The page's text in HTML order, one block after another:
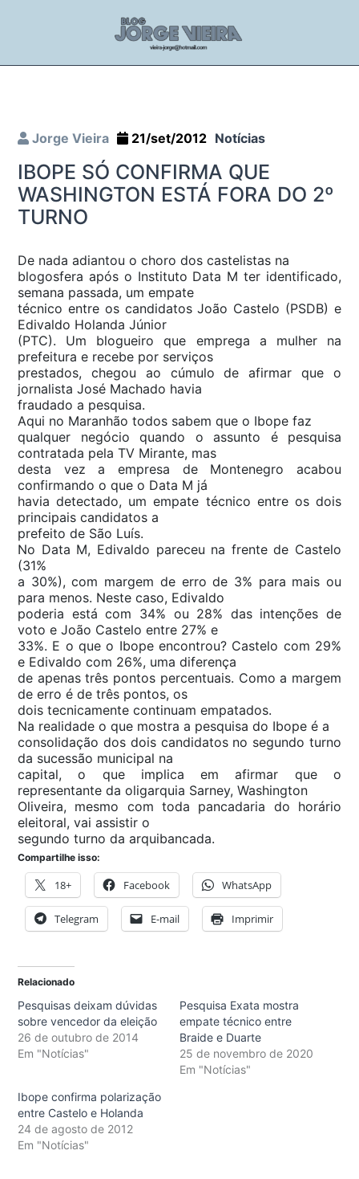
Jorge Vieira 21/set/2012 Notícias
IBOPE SÓ CONFIRMA QUE
WASHINGTON ESTÁ FORA DO 2º
TURNO
De nada adiantou o choro dos castelistas na
blogosfera após o Instituto Data M ter identificado,
semana passada, um empate
técnico entre os candidatos João Castelo (PSDB) e
Edivaldo Holanda Júnior
(PTC). Um blogueiro que emprega a mulher na
prefeitura e recebe por serviços
prestados, chegou ao cúmulo de afirmar que o
jornalista José Machado havia
fraudado a pesquisa.
Aqui no Maranhão todos sabem que o Ibope faz
qualquer negócio quando o assunto é pesquisa
contratada pela TV Mirante, mas
desta vez a empresa de Montenegro acabou
confirmando o que o Data M já
havia detectado, um empate técnico entre os dois
principais candidatos a
prefeito de São Luís.
No Data M, Edivaldo pareceu na frente de Castelo
(31%
a 30%), com margem de erro de 3% para mais ou
para menos. Neste caso, Edivaldo
poderia está com 34% ou 28% das intenções de
voto e João Castelo entre 27% e
33%. E o que o Ibope encontrou? Castelo com 29%
e Edivaldo com 26%, uma diferença
de apenas três pontos percentuais. Como a margem
de erro é de três pontos, os
dois tecnicamente continuam empatados.
Na realidade o que mostra a pesquisa do Ibope é a
consolidação dos dois candidatos no segundo turno
da sucessão municipal na
capital, o que implica em afirmar que o
representante da oligarquia Sarney, Washington
Oliveira, mesmo com toda pancadaria do horário
eleitoral, vai assistir o
segundo turno da arquibancada.
Compartilhe isso:
18+ Facebook WhatsApp
Telegram E-mail Imprimir
Relacionado
Pesquisas deixam dúvidas
sobre vencedor da eleição
26 de outubro de 2014
Em "Notícias"
Pesquisa Exata mostra
empate técnico entre
Braide e Duarte
25 de novembro de 2020
Em "Notícias"
Ibope confirma polarização
entre Castelo e Holanda
24 de agosto de 2012
Em "Notícias"